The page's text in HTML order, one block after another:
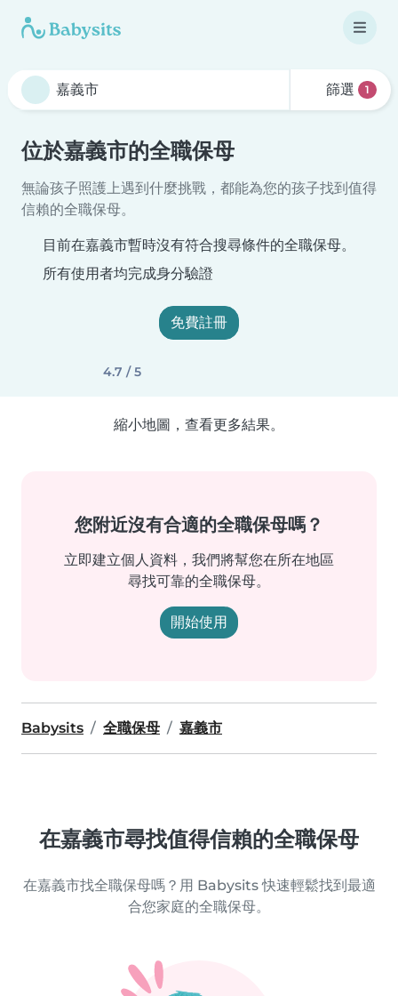
篩選 1
位於嘉義市的全職保母
無論孩子照護上遇到什麼挑戰，都能為您的孩子找到值得
信賴的全職保母。
目前在嘉義市暫時沒有符合搜尋條件的全職保母。
所有使用者均完成身分驗證
免費註冊
4.7 / 5
縮小地圖，查看更多結果。
您附近沒有合適的全職保母嗎？
立即建立個人資料，我們將幫您在所在地區
尋找可靠的全職保母。
開始使用
Babysits 全職保母 嘉義市
在嘉義市尋找值得信賴的全職保母
在嘉義市找全職保母嗎？用 Babysits 快速輕鬆找到最適
合您家庭的全職保母。